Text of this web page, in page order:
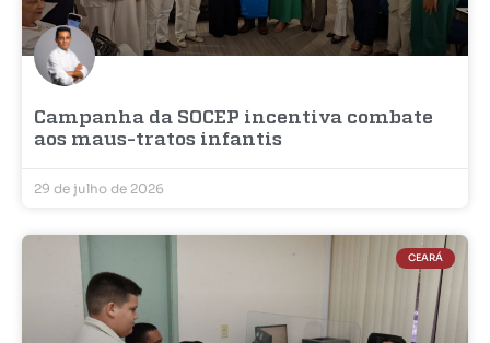
Campanha da SOCEP incentiva combate
aos maus-tratos infantis
29 de julho de 2026
CEARÁ